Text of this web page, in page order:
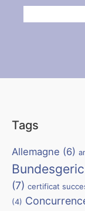
Tags
Allemagne (6)
(7) certificat
(4)